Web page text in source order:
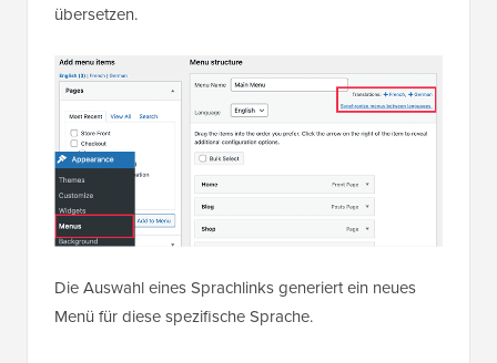
übersetzen.
Die Auswahl eines Sprachlinks generiert ein neues
Menü für diese spezifische Sprache.